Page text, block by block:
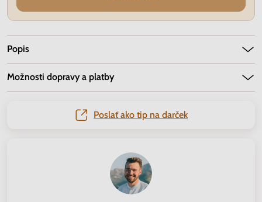
Popis
Možnosti dopravy a platby
Poslať ako tip na darček